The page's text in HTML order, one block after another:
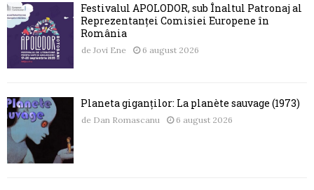
Festivalul APOLODOR, sub Înaltul Patronaj al
Reprezentanței Comisiei Europene în
România
de Jovi Ene 6 august 2026
Planeta giganților: La planète sauvage (1973)
de Dan Romascanu 6 august 2026